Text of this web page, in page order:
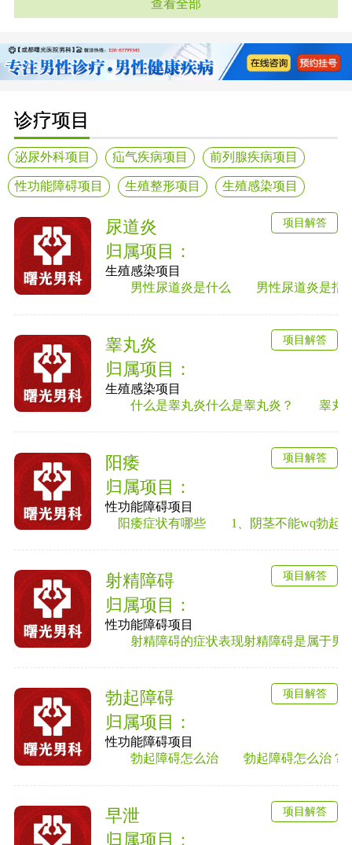
查看全部
诊疗项目
泌尿外科项目 疝气疾病项目 前列腺疾病项目
性功能障碍项目 生殖整形项目 生殖感染项目
尿道炎
归属项目：
生殖感染项目
男性尿道炎是什么 男性尿道炎是指尿
项目解答
睾丸炎
归属项目：
生殖感染项目
什么是睾丸炎什么是睾丸炎？ 睾丸炎
项目解答
阳痿
归属项目：
性功能障碍项目
阳痿症状有哪些 1、阴茎不能wq勃起或
项目解答
射精障碍
归属项目：
性功能障碍项目
射精障碍的症状表现射精障碍是属于男
项目解答
勃起障碍
归属项目：
性功能障碍项目
勃起障碍怎么治 勃起障碍怎么治？勃
项目解答
早泄
归属项目：
项目解答